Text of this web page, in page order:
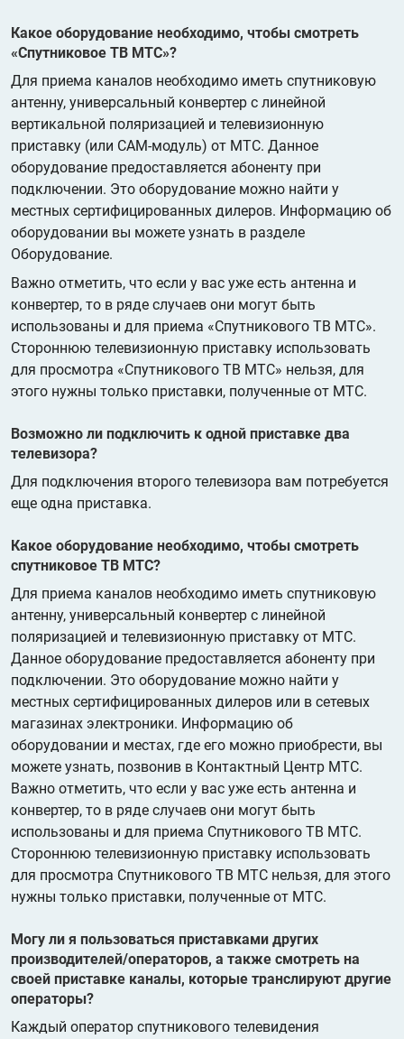
Какое оборудование необходимо, чтобы смотреть
«Спутниковое ТВ МТС»?
Для приема каналов необходимо иметь спутниковую
антенну, универсальный конвертер с линейной
вертикальной поляризацией и телевизионную
приставку (или CAM-модуль) от МТС. Данное
оборудование предоставляется абоненту при
подключении. Это оборудование можно найти у
местных сертифицированных дилеров. Информацию об
оборудовании вы можете узнать в разделе
Оборудование.
Важно отметить, что если у вас уже есть антенна и
конвертер, то в ряде случаев они могут быть
использованы и для приема «Спутникового ТВ МТС».
Стороннюю телевизионную приставку использовать
для просмотра «Спутникового ТВ МТС» нельзя, для
этого нужны только приставки, полученные от МТС.
Возможно ли подключить к одной приставке два
телевизора?
Для подключения второго телевизора вам потребуется
еще одна приставка.
Какое оборудование необходимо, чтобы смотреть
спутниковое ТВ МТС?
Для приема каналов необходимо иметь спутниковую
антенну, универсальный конвертер с линейной
поляризацией и телевизионную приставку от МТС.
Данное оборудование предоставляется абоненту при
подключении. Это оборудование можно найти у
местных сертифицированных дилеров или в сетевых
магазинах электроники. Информацию об
оборудовании и местах, где его можно приобрести, вы
можете узнать, позвонив в Контактный Центр МТС.
Важно отметить, что если у вас уже есть антенна и
конвертер, то в ряде случаев они могут быть
использованы и для приема Спутникового ТВ МТС.
Стороннюю телевизионную приставку использовать
для просмотра Спутникового ТВ МТС нельзя, для этого
нужны только приставки, полученные от МТС.
Могу ли я пользоваться приставками других
производителей/операторов, а также смотреть на
своей приставке каналы, которые транслируют другие
операторы?
Каждый оператор спутникового телевидения